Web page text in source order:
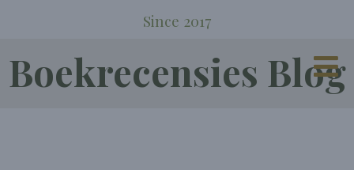
Since 2017
Boekrecensies Blog